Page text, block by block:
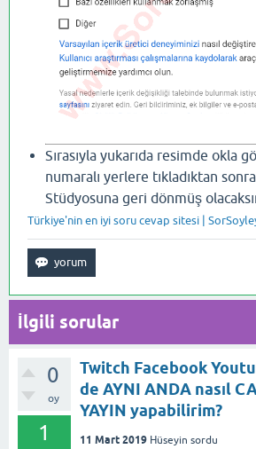
Sırasıyla yukarıda resimde okla
numaralı yerlere tıkladıktan
Stüdyosuna geri dönmüş
Türkiye'nin en iyi soru cevap sitesi |
İlgili sorular
0
oy
1
Twitch Facebook
de AYNI ANDA nasıl
YAYIN yapabilirim?
11 Mart 2019 Hüseyin sordu